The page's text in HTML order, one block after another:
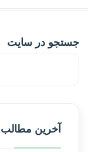
جستجو در سایت
آخرین مطالب